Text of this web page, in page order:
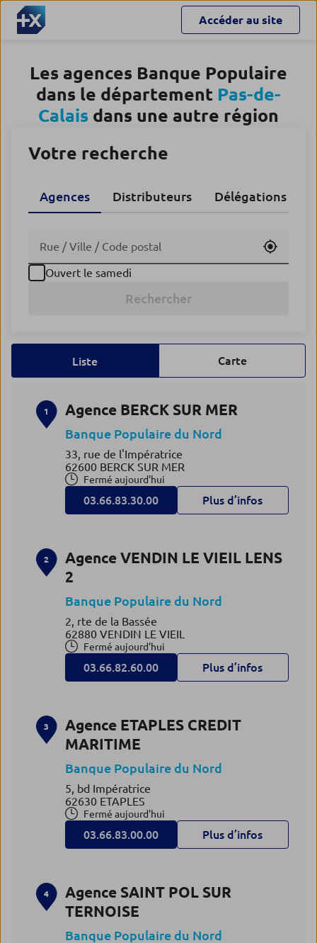
Accéder au site
Les agences Banque Populaire
dans le département Pas-de-
Calais dans une autre région
Votre recherche
Agences Distributeurs Délégations
Utiliser
Ouvert le samedi
Rechercher
Liste Carte
1 Agence BERCK SUR MER
Banque Populaire du Nord
33, rue de l'Impératrice
62600 BERCK SUR MER
Fermé aujourd'hui
03.66.83.30.00 Plus d’infos
2
Agence VENDIN LE VIEIL LENS
2
Banque Populaire du Nord
2, rte de la Bassée
62880 VENDIN LE VIEIL
Fermé aujourd'hui
03.66.82.60.00 Plus d’infos
3
Agence ETAPLES CREDIT
MARITIME
Banque Populaire du Nord
5, bd Impératrice
62630 ETAPLES
Fermé aujourd'hui
03.66.83.00.00 Plus d’infos
4
Agence SAINT POL SUR
TERNOISE
Banque Populaire du Nord